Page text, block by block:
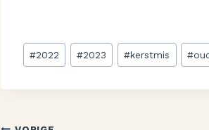
Bericht
tags:
#2022 #2023 #kerstmis #